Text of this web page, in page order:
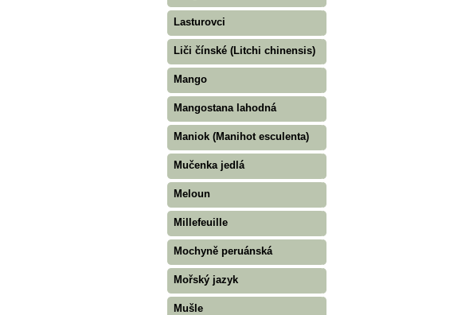
Lasturovci
Liči čínské (Litchi chinensis)
Mango
Mangostana lahodná
Maniok (Manihot esculenta)
Mučenka jedlá
Meloun
Millefeuille
Mochyně peruánská
Mořský jazyk
Mušle